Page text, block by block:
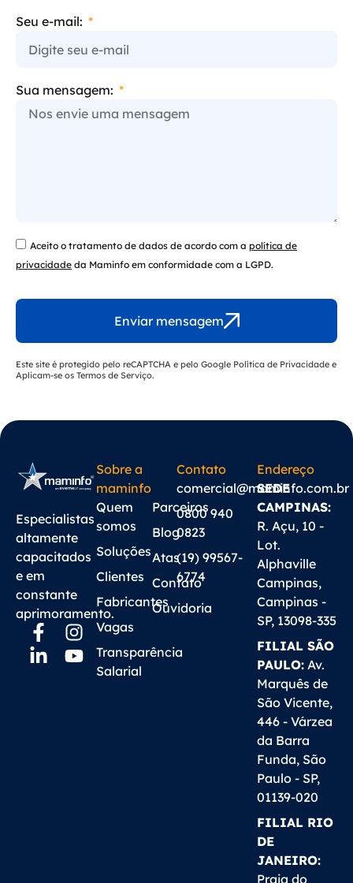
Seu e-mail:
Sua mensagem:
Aceito o tratamento de dados de acordo com a política de
privacidade da Maminfo em conformidade com a LGPD.
Este site é protegido pelo reCAPTCHA e pelo Google Política de Privacidade e
Aplicam-se os Termos de Serviço.
Enviar mensagem
Especialistas
altamente
capacitados
e em
constante
aprimoramento.
Sobre a
maminfo
Quem
somos
Soluções
Clientes
Fabricantes
Vagas
Transparência
Salarial
Parceiros
Blog
Atas
Contato
Ouvidoria
Contato
comercial@maminfo.com.br
0800 940
0823
(19) 99567-
6774
Endereço
SEDE
CAMPINAS:
R. Açu, 10 -
Lot.
Alphaville
Campinas,
Campinas -
SP, 13098-335
FILIAL SÃO
PAULO: Av.
Marquês de
São Vicente,
446 - Várzea
da Barra
Funda, São
Paulo - SP,
01139-020
FILIAL RIO
DE
JANEIRO:
Praia do